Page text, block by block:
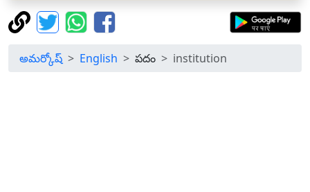
అమర్కోష్ English పదం institution